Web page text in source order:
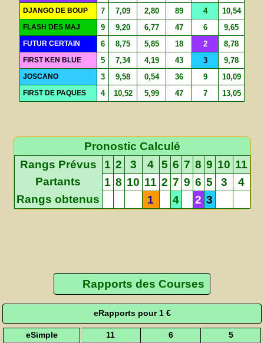
DJANGO DE BOUP 7 7,09 2,80 89 4 10,54
FLASH DES MAJ 9 9,20 6,77 47 6 9,65
FUTUR CERTAIN 6 8,75 5,85 18 2 8,78
FIRST KEN BLUE 5 7,34 4,19 43 3 9,78
JOSCANO 3 9,58 0,54 36 9 10,09
FIRST DE PAQUES 4 10,52 5,99 47 7 13,05
Pronostic Calculé
Rangs Prévus
1 2 3 4 5 6 7 8 9 10 11
Partants
1 8 10 11 2 7 9 6 5 3
4
Rangs obtenus
1 4 2 3
Rapports des Courses
eRapports pour 1 €
eSimple 11 6
5